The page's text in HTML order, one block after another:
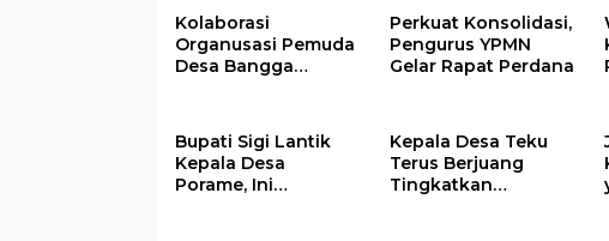
Kolaborasi
Organusasi Pemuda
Desa Bangga
Tahun 2026
Perkuat Konsolidasi,
Pengurus YPMN
Gelar Rapat Perdana
Bupati Sigi Lantik
Kepala Desa
Porame, Ini
Kepala Desa Teku
Terus Berjuang
Tingkatkan